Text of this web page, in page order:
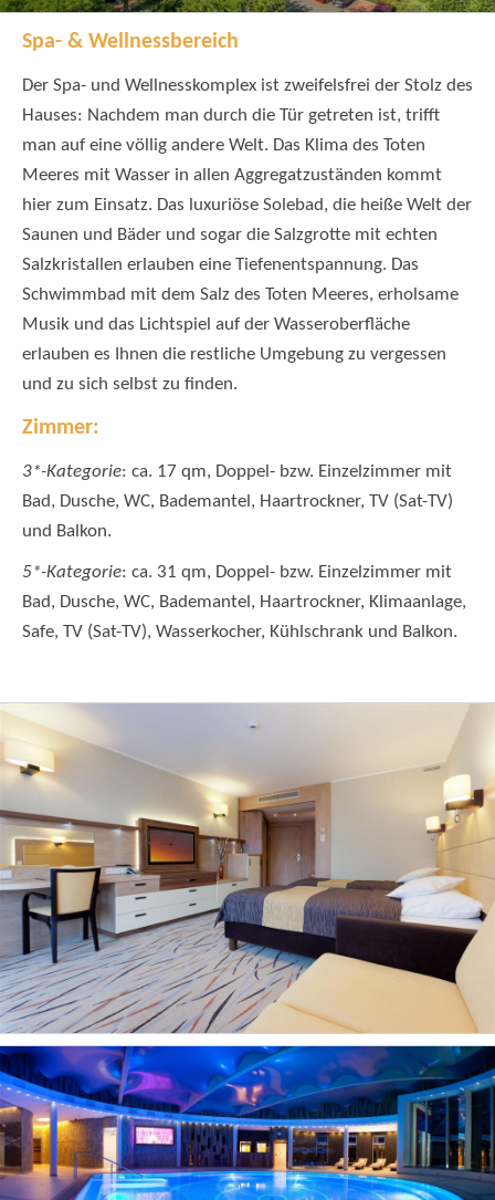
Spa- & Wellnessbereich
Der Spa- und Wellnesskomplex ist zweifelsfrei der Stolz des
Hauses: Nachdem man durch die Tür getreten ist, trifft
man auf eine völlig andere Welt. Das Klima des Toten
Meeres mit Wasser in allen Aggregatzuständen kommt
hier zum Einsatz. Das luxuriöse Solebad, die heiße Welt der
Saunen und Bäder und sogar die Salzgrotte mit echten
Salzkristallen erlauben eine Tiefenentspannung. Das
Schwimmbad mit dem Salz des Toten Meeres, erholsame
Musik und das Lichtspiel auf der Wasseroberfläche
erlauben es Ihnen die restliche Umgebung zu vergessen
und zu sich selbst zu finden.
Zimmer:
3*-Kategorie: ca. 17 qm, Doppel- bzw. Einzelzimmer mit
Bad, Dusche, WC, Bademantel, Haartrockner, TV (Sat-TV)
und Balkon.
5*-Kategorie: ca. 31 qm, Doppel- bzw. Einzelzimmer mit
Bad, Dusche, WC, Bademantel, Haartrockner, Klimaanlage,
Safe, TV (Sat-TV), Wasserkocher, Kühlschrank und Balkon.